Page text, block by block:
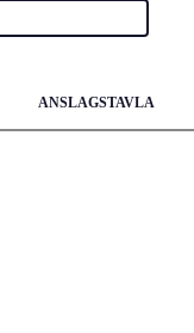
ANSLAGSTAVLA